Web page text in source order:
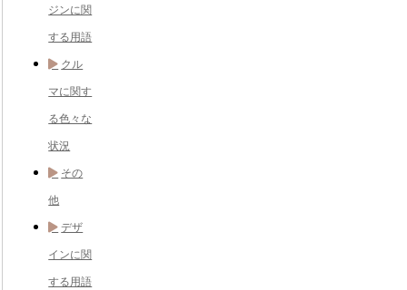
ジンに関
する用語
クル
マに関す
る色々な
状況
その
他
デザ
インに関
する用語